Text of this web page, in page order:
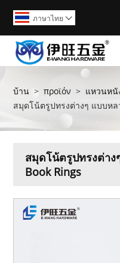
ภาษาไทย 
บ้าน > προϊόν > แหวนหนั
สมุดโน้ตรูปทรงต่างๆ แบบห
สมุดโน้ตรูปทรงต่า
Book Rings